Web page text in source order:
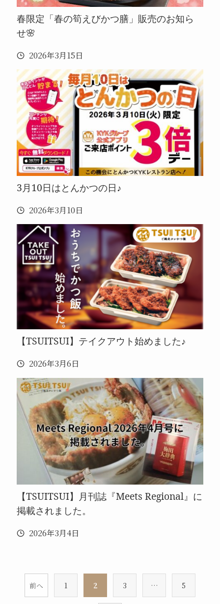
春限定「春の筍えびかつ膳」販売のお知ら
せ🌸
2026年3月15日
3月10日はとんかつの日♪
2026年3月10日
【TSUITSUI】テイクアウト始めました♪
2026年3月6日
【TSUITSUI】月刊誌『Meets Regional』に
掲載されました。
2026年3月4日
前へ 1 2 3 … 5